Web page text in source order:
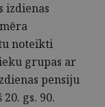
izdienas
noteikti
grupas ar
pensiju
gs. 90.